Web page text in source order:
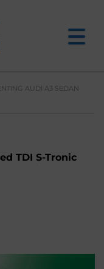
AUDI A3 SEDAN
TDI S-Tronic